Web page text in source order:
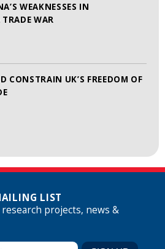
WEAKNESSES IN
WAR
CONSTRAIN UK’S FREEDOM OF
LIST
projects, news &